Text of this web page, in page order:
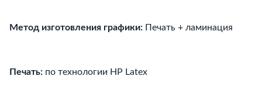
Метод изготовления графики: Печать + ламинация
Печать: по технологии HP Latex